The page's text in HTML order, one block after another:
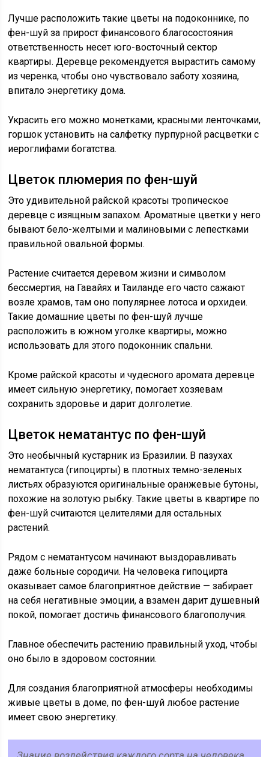
Лучше расположить такие цветы на подоконнике, по
фен-шуй за прирост финансового благосостояния
ответственность несет юго-восточный сектор
квартиры. Деревце рекомендуется вырастить самому
из черенка, чтобы оно чувствовало заботу хозяина,
впитало энергетику дома.
Украсить его можно монетками, красными ленточками,
горшок установить на салфетку пурпурной расцветки с
иероглифами богатства.
Цветок плюмерия по фен-шуй
Это удивительной райской красоты тропическое
деревце с изящным запахом. Ароматные цветки у него
бывают бело-желтыми и малиновыми с лепестками
правильной овальной формы.
Растение считается деревом жизни и символом
бессмертия, на Гавайях и Таиланде его часто сажают
возле храмов, там оно популярнее лотоса и орхидеи.
Такие домашние цветы по фен-шуй лучше
расположить в южном уголке квартиры, можно
использовать для этого подоконник спальни.
Кроме райской красоты и чудесного аромата деревце
имеет сильную энергетику, помогает хозяевам
сохранить здоровье и дарит долголетие.
Цветок нематантус по фен-шуй
Это необычный кустарник из Бразилии. В пазухах
нематантуса (гипоцирты) в плотных темно-зеленых
листьях образуются оригинальные оранжевые бутоны,
похожие на золотую рыбку. Такие цветы в квартире по
фен-шуй считаются целителями для остальных
растений.
Рядом с нематантусом начинают выздоравливать
даже больные сородичи. На человека гипоцирта
оказывает самое благоприятное действие — забирает
на себя негативные эмоции, а взамен дарит душевный
покой, помогает достичь финансового благополучия.
Главное обеспечить растению правильный уход, чтобы
оно было в здоровом состоянии.
Для создания благоприятной атмосферы необходимы
живые цветы в доме, по фен-шуй любое растение
имеет свою энергетику.